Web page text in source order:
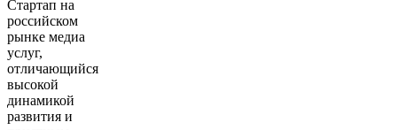
Стартап на
российском
рынке медиа
услуг,
отличающийся
высокой
динамикой
развития и